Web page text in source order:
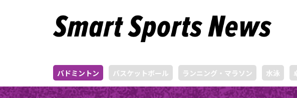
バドミントン バスケットボール ランニング・マラソン 水泳